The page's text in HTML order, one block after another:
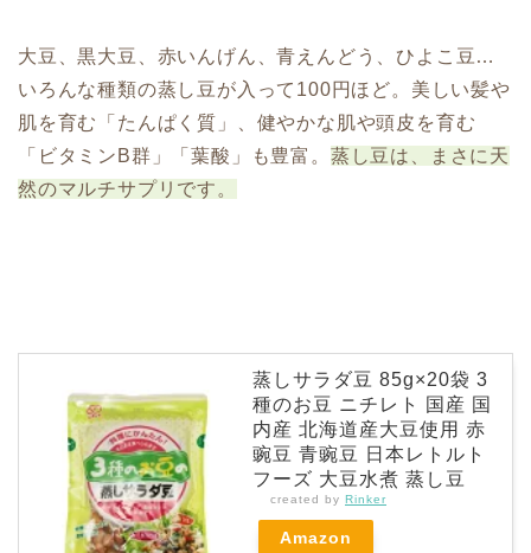
大豆、黒大豆、赤いんげん、青えんどう、ひよこ豆…
いろんな種類の蒸し豆が入って100円ほど。美しい髪や
肌を育む「たんぱく質」、健やかな肌や頭皮を育む
「ビタミンB群」「葉酸」も豊富。 蒸し豆は、まさに天
然のマルチサプリです。
蒸しサラダ豆 85g×20袋 3
種のお豆 ニチレト 国産 国
内産 北海道産大豆使用 赤
豌豆 青豌豆 日本レトルト
フーズ 大豆水煮 蒸し豆
created by Rinker
Amazon